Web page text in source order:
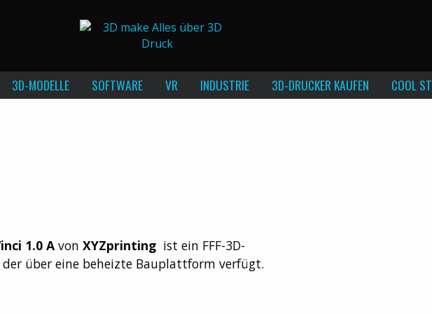
3D-MODELLE SOFTWARE VR INDUSTRIE 3D-DRUCKER KAUFEN COOL
1.0 A von XYZprinting ist ein FFF-3D-
der über eine beheizte Bauplattform verfügt.